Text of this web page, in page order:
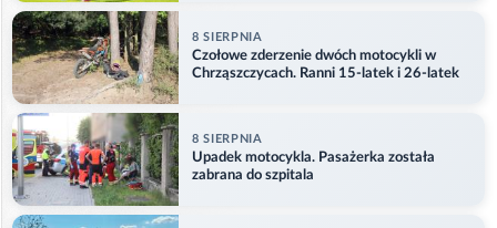
8 SIERPNIA
Czołowe zderzenie dwóch motocykli w
Chrząszczycach. Ranni 15-latek i 26-latek
8 SIERPNIA
Upadek motocykla. Pasażerka została
zabrana do szpitala